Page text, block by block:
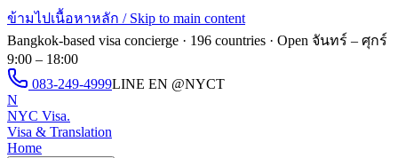
ข้ามไปเนื้อหาหลัก / Skip to main content
Bangkok-based visa concierge · 196 countries · Open จันทร์ – ศุกร์
9:00 – 18:00
083-249-4999LINE EN @NYCT
N
NYC Visa.
Visa & Translation
Home